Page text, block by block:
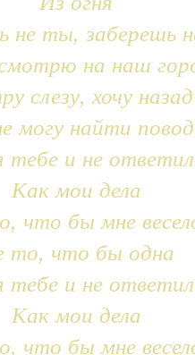
не ты, заберешь
на наш
слезу, хочу назад
могу найти повод
и не
Как мои дела
что бы мне
то, что бы одна
и не
Как мои дела
что бы мне